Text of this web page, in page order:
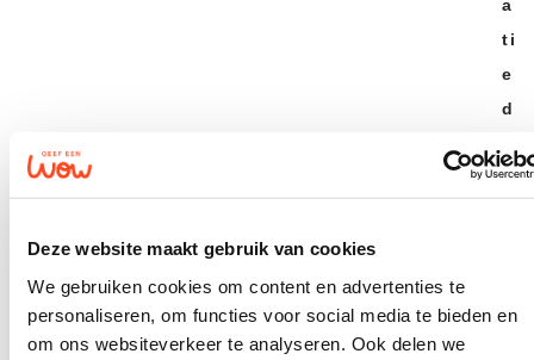
Deze website maakt gebruik van cookies
We gebruiken cookies om content en advertenties te
personaliseren, om functies voor social media te bieden en
om ons websiteverkeer te analyseren. Ook delen we
a
ti
e
d
n
e